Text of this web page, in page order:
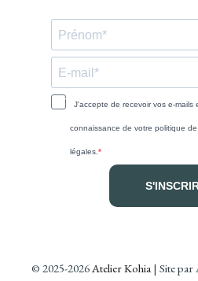
J'accepte de recevoir vos e-mails
connaissance de votre politique
légales.
© 2025-2026Atelier Kohia| Site par